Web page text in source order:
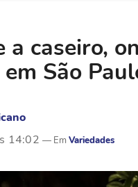
a caseiro,
São
14:02
Variedades